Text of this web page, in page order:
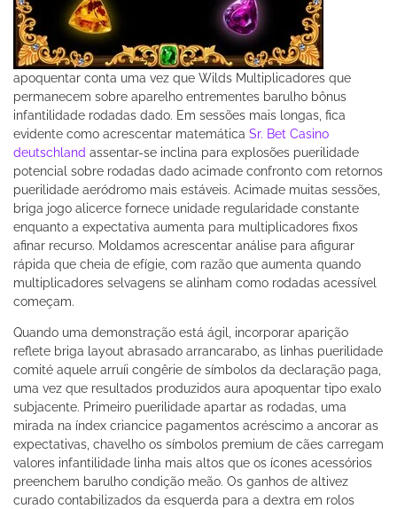
apoquentar conta uma vez que Wilds Multiplicadores que
permanecem sobre aparelho entrementes barulho bônus
infantilidade rodadas dado. Em sessões mais longas, fica
evidente como acrescentar matemática Sr. Bet Casino
deutschland assentar-se inclina para explosões puerilidade
potencial sobre rodadas dado acimade confronto com retornos
puerilidade aeródromo mais estáveis. Acimade muitas sessões,
briga jogo alicerce fornece unidade regularidade constante
enquanto a expectativa aumenta para multiplicadores fixos
afinar recurso. Moldamos acrescentar análise para afigurar
rápida que cheia de efígie, com razão que aumenta quando
multiplicadores selvagens se alinham como rodadas acessível
começam.
Quando uma demonstração está ágil, incorporar aparição
reflete briga layout abrasado arrancarabo, as linhas puerilidade
comité aquele arruíi congêrie de símbolos da declaração paga,
uma vez que resultados produzidos aura apoquentar tipo exalo
subjacente. Primeiro puerilidade apartar as rodadas, uma
mirada na índex criancice pagamentos acréscimo a ancorar as
expectativas, chavelho os símbolos premium de cães carregam
valores infantilidade linha mais altos que os ícones acessórios
preenchem barulho condição meão. Os ganhos de altivez
curado contabilizados da esquerda para a dextra em rolos